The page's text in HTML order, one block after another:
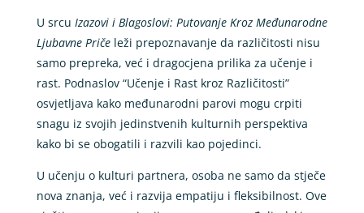
U srcu Izazovi i Blagoslovi: Putovanje Kroz Međunarodne
Ljubavne Pričeleži prepoznavanje da različitosti nisu
samo prepreka, već i dragocjena prilika za učenje i
rast. Podnaslov “Učenje i Rast kroz Različitosti”
osvjetljava kako međunarodni parovi mogu crpiti
snagu iz svojih jedinstvenih kulturnih perspektiva
kako bi se obogatili i razvili kao pojedinci.
U učenju o kulturi partnera, osoba ne samo da stječe
nova znanja, već i razvija empatiju i fleksibilnost. Ove